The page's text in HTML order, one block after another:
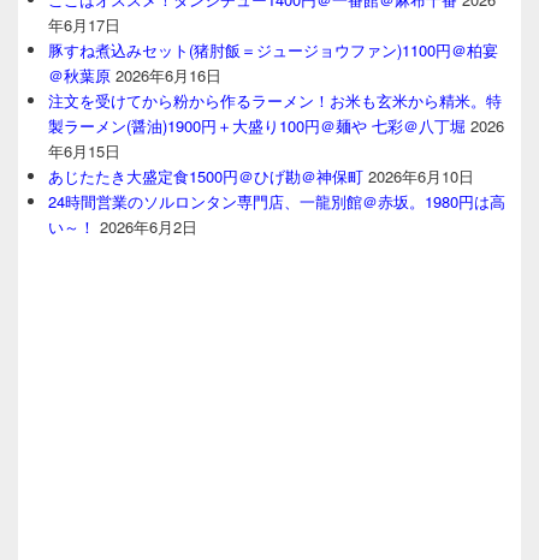
年6月17日
豚すね煮込みセット(猪肘飯＝ジュージョウファン)1100円＠柏宴
＠秋葉原 2026年6月16日
注文を受けてから粉から作るラーメン！お米も玄米から精米。特
製ラーメン(醤油)1900円＋大盛り100円＠麺や 七彩＠八丁堀 2026
年6月15日
あじたたき大盛定食1500円＠ひげ勘＠神保町 2026年6月10日
24時間営業のソルロンタン専門店、一龍別館＠赤坂。1980円は高
い～！ 2026年6月2日